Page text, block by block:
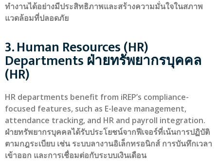
ทำงานได้อย่างมีประสิทธิภาพและสร้างความมั่นใจในสภาพ
แวดล้อมที่ปลอดภัย
3. Human Resources (HR)
Departments ฝ่ายทรัพยากรบุคคล
(HR)
HR departments benefit from iREP’s compliance-
focused features, such as E-leave management,
attendance tracking, and HR and payroll integration.
ฝ่ายทรัพยากรบุคคลได้รับประโยชน์จากฟีเจอร์ที่เน้นการปฏิบัติ
ตามกฎระเบียบ เช่น ระบบลางานอิเล็กทรอนิกส์ การบันทึกเวลา
เข้าออก และการเชื่อมต่อกับระบบเงินเดือน